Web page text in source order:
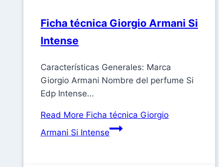
Ficha técnica Giorgio Armani Si
Intense
Características Generales: Marca
Giorgio Armani Nombre del perfume Si
Edp Intense…
Read More Ficha técnica Giorgio
Armani Si Intense